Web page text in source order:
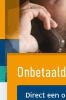
Direct een